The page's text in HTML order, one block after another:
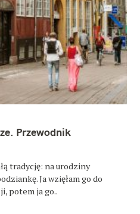
Przewodnik
tradycję: na urodziny
Ja wzięłam go do
potem ja go..